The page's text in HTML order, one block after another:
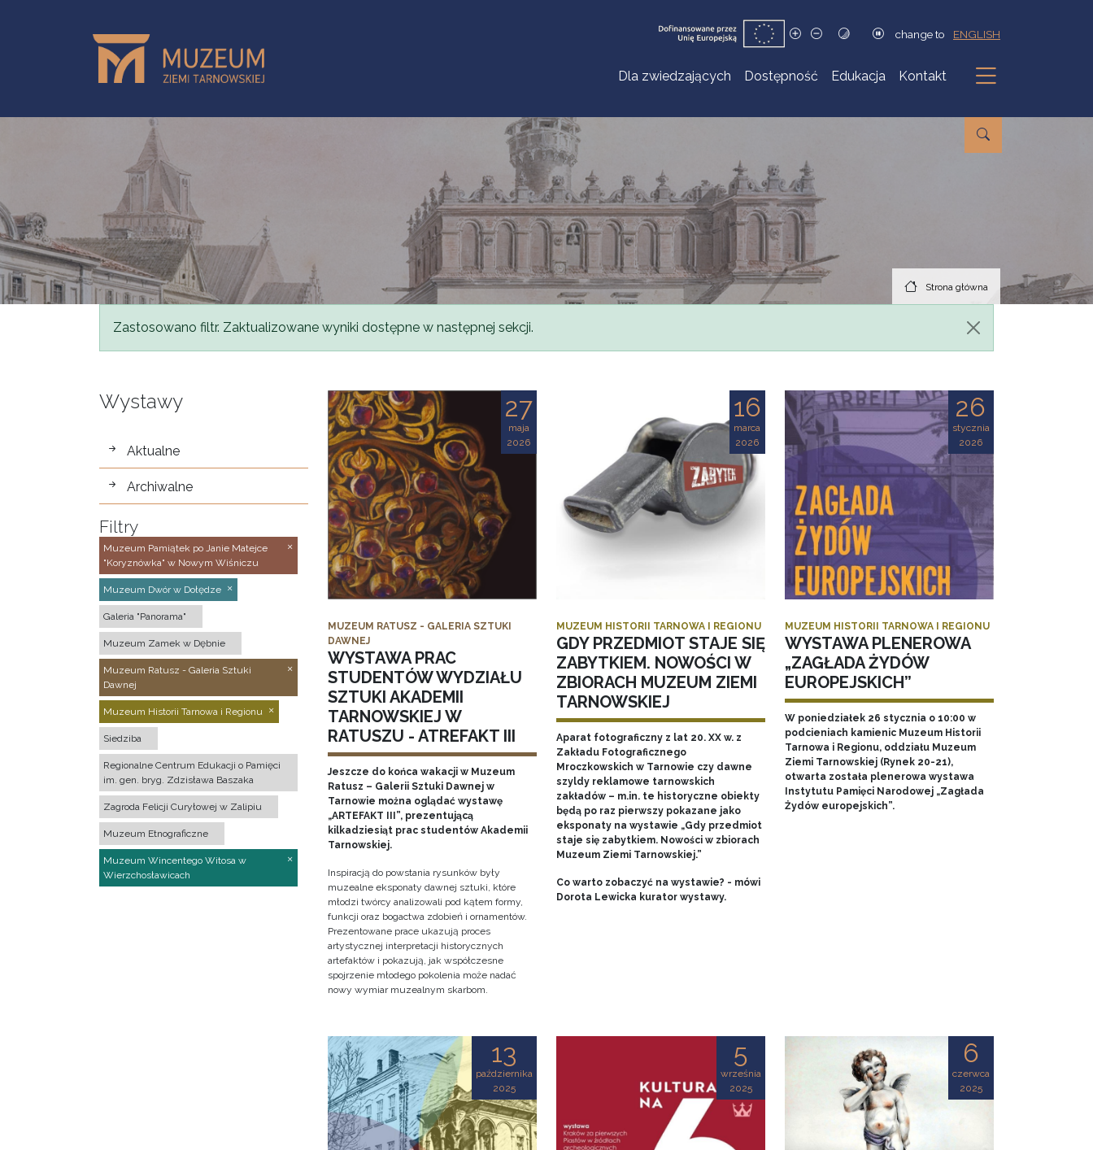
change to ENGLISH
Dla zwiedzających Dostępność Edukacja Kontakt
Podmenu
Strona główna
Komunikat
Zastosowano filtr. Zaktualizowane wyniki dostępne w następnej sekcji.
Wystawy
wystawy
Aktualne
Archiwalne
Filtry
Muzeum Pamiątek po Janie Matejce
"Koryznówka" w Nowym Wiśniczu
Muzeum Dwór w Dołędze
Galeria "Panorama"
Muzeum Zamek w Dębnie
Muzeum Ratusz - Galeria Sztuki
Dawnej
Muzeum Historii Tarnowa i Regionu
Siedziba
Regionalne Centrum Edukacji o Pamięci
im. gen. bryg. Zdzisława Baszaka
Zagroda Felicji Curyłowej w Zalipiu
Muzeum Etnograficzne
Muzeum Wincentego Witosa w
Wierzchosławicach
27
maja
2026
MUZEUM RATUSZ - GALERIA SZTUKI
DAWNEJ
WYSTAWA PRAC
STUDENTÓW WYDZIAŁU
SZTUKI AKADEMII
TARNOWSKIEJ W
RATUSZU - ATREFAKT III
Jeszcze do końca wakacji w Muzeum
Ratusz – Galerii Sztuki Dawnej w
Tarnowie można oglądać wystawę
„ARTEFAKT III”, prezentującą
kilkadziesiąt prac studentów Akademii
Tarnowskiej.
Inspiracją do powstania rysunków były
muzealne eksponaty dawnej sztuki, które
młodzi twórcy analizowali pod kątem formy,
funkcji oraz bogactwa zdobień i ornamentów.
Prezentowane prace ukazują proces
artystycznej interpretacji historycznych
artefaktów i pokazują, jak współczesne
spojrzenie młodego pokolenia może nadać
nowy wymiar muzealnym skarbom.
16
marca
2026
MUZEUM HISTORII TARNOWA I REGIONU
GDY PRZEDMIOT STAJE SIĘ
ZABYTKIEM. NOWOŚCI W
ZBIORACH MUZEUM ZIEMI
TARNOWSKIEJ
Aparat fotograficzny z lat 20. XX w. z
Zakładu Fotograficznego
Mroczkowskich w Tarnowie czy dawne
szyldy reklamowe tarnowskich
zakładów – m.in. te historyczne obiekty
będą po raz pierwszy pokazane jako
eksponaty na wystawie „Gdy przedmiot
staje się zabytkiem. Nowości w zbiorach
Muzeum Ziemi Tarnowskiej.”
Co warto zobaczyć na wystawie? - mówi
Dorota Lewicka kurator wystawy.
26
stycznia
2026
MUZEUM HISTORII TARNOWA I REGIONU
WYSTAWA PLENEROWA
„ZAGŁADA ŻYDÓW
EUROPEJSKICH”
W poniedziałek 26 stycznia o 10:00 w
podcieniach kamienic Muzeum Historii
Tarnowa i Regionu, oddziału Muzeum
Ziemi Tarnowskiej (Rynek 20-21),
otwarta została plenerowa wystawa
Instytutu Pamięci Narodowej „Zagłada
Żydów europejskich”.
13
października
2025
5
września
2025
6
czerwca
2025